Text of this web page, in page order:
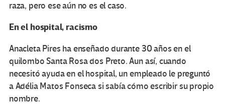
raza, pero ese aún no es el caso.
En el hospital, racismo
Anacleta Pires ha enseñado durante 30 años en el
quilombo Santa Rosa dos Preto. Aun así, cuando
necesitó ayuda en el hospital, un empleado le preguntó
a Adélia Matos Fonseca si sabía cómo escribir su propio
nombre.